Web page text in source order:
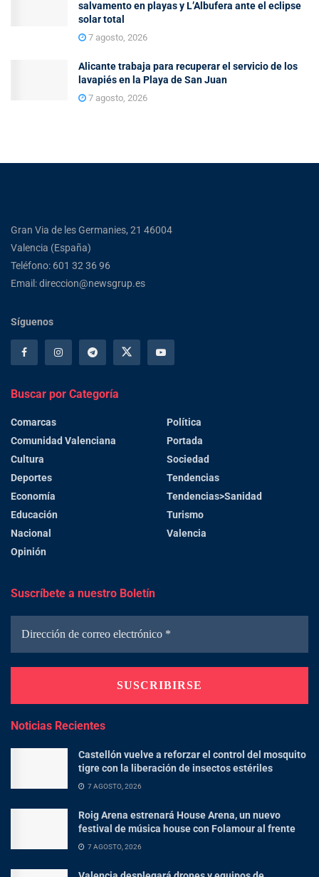
salvamento en playas y L’Albufera ante el eclipse
solar total
7 agosto, 2026
Alicante trabaja para recuperar el servicio de los
lavapiés en la Playa de San Juan
7 agosto, 2026
Gran Via de les Germanies, 21 46004
Valencia (España)
Teléfono: 601 32 36 96
Email: direccion@newsgrup.es
Síguenos
Buscar por Categoría
Comarcas
Comunidad Valenciana
Cultura
Deportes
Economía
Educación
Nacional
Opinión
Política
Portada
Sociedad
Tendencias
Tendencias>Sanidad
Turismo
Valencia
Suscríbete a nuestro Boletín
Noticias Recientes
Castellón vuelve a reforzar el control del mosquito
tigre con la liberación de insectos estériles
7 AGOSTO, 2026
Roig Arena estrenará House Arena, un nuevo
festival de música house con Folamour al frente
7 AGOSTO, 2026